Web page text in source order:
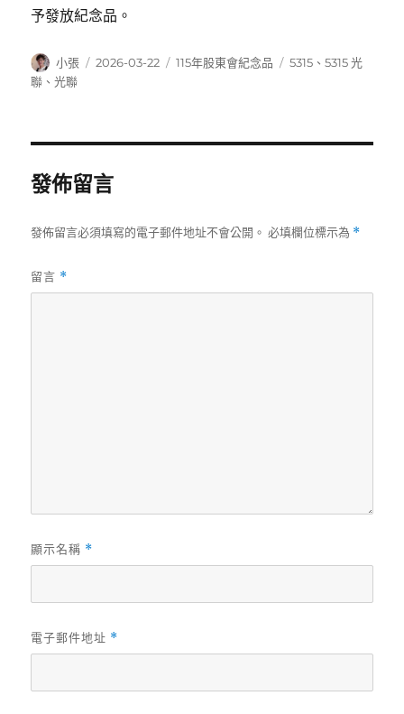
予發放紀念品。
作
者
小張
發
2026-03-22
分
115年股東會紀念品
標
5315 、5315 光
聯 、光聯
發佈留言
發佈留言必須填寫的電子郵件地址不會公開。 必填欄位標示為 *
留言 *
顯示名稱 *
電子郵件地址 *